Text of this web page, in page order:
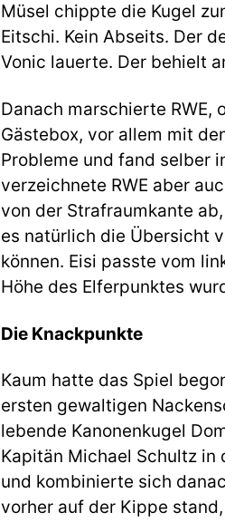
Müsel chippte die Kugel
Eitschi. Kein Abseits. Der
Vonic lauerte. Der behielt
Danach marschierte
Gästebox, vor allem mit
Probleme und fand selber
verzeichnete RWE aber
von der Strafraumkante
es natürlich die Übersicht
können. Eisi passte vom
Höhe des Elferpunktes
Die Knackpunkte
Kaum hatte das Spiel
ersten gewaltigen
lebende Kanonenkugel
Kapitän Michael Schultz in
und kombinierte sich
vorher auf der Kippe